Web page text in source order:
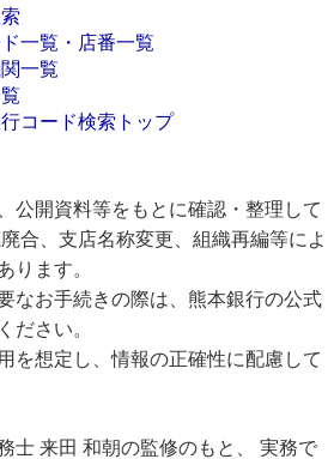
一覧・店番一覧
一覧
コード検索トップ
公開資料等をもとに確認・整理して
合、支店名称変更、組織再編等によ
ります。
なお手続きの際は、熊本銀行の公式
ださい。
を想定し、情報の正確性に配慮して
士 来田 和朝の監修のもと、 実務で